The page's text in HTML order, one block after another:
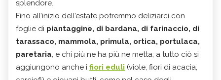
splendore.
Fino all’inizio dell’estate potremmo deliziarci con
foglie di piantaggine, di bardana, di farinaccio, di
tarassaco, mammola, primula, ortica, portulaca,
paretaria, e chi più ne ha più ne metta; a tutto ciò si
aggiungono anche i fiori eduli (viole, fiori di acacia,